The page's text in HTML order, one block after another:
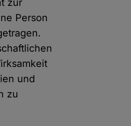
zur
Person
und
zu